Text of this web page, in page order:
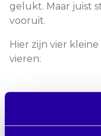
gelukt. Maar juist
vooruit.
Hier zijn vier
vieren:
1. Je zet de
Heb je nagedacht